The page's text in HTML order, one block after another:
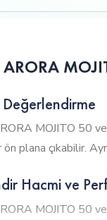
MOJITO 50 ve
plana çıkabilir.
Hacmi ve
MOJITO 50